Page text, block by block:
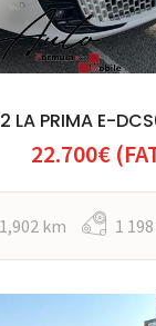
LA PRIMA E-
22.700€
km 1